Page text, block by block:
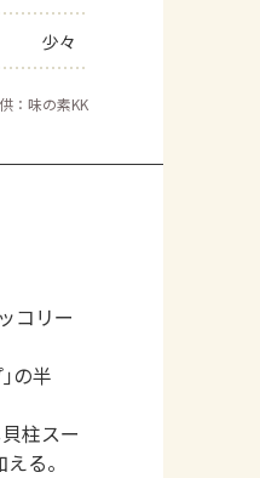
少々
：味の素KK
コリー
の半
柱スー
る。